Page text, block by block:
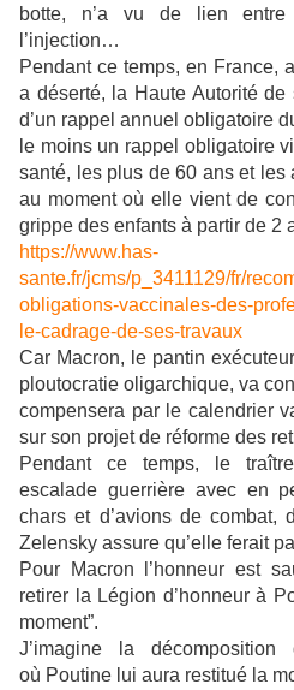
botte, n’a vu de lien
l’injection…
Pendant ce temps, en France,
a déserté, la Haute Autorité
d’un rappel annuel obligatoire
le moins un rappel obligatoire
santé, les plus de 60 ans et les
au moment où elle vient de
grippe des enfants à partir de 2
https://www.has-
sante.fr/jcms/p_3411129/fr/
obligations-vaccinales-des-
le-cadrage-de-ses-travaux
Car Macron, le pantin
ploutocratie oligarchique, va
compensera par le calendrier
sur son projet de réforme des
Pendant ce temps, le
escalade guerrière avec en
chars et d’avions de combat,
Zelensky assure qu’elle ferait
Pour Macron l’honneur est
retirer la Légion d’honneur à
moment”.
J’imagine la
où Poutine lui aura restitué la